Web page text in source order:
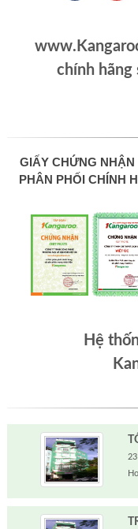
chính hãng
GIẤY CHỨNG NHẬN
PHÂN PHỐI CHÍNH
Hệ